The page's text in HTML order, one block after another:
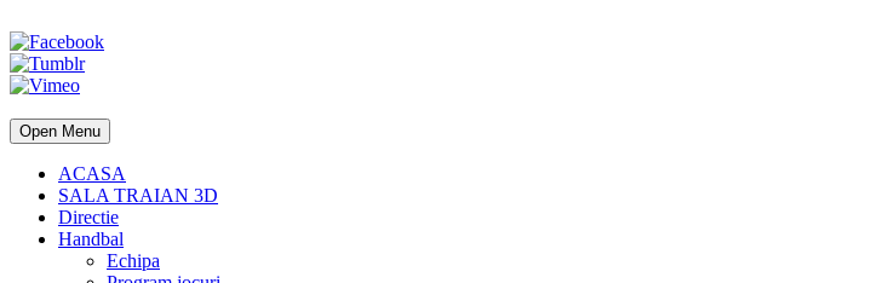
Open Menu
ACASA
SALA TRAIAN 3D
Directie
Handbal
Echipa